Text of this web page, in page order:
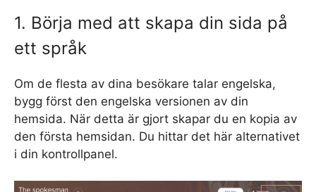
1. Börja med att skapa din sida på
ett språk
Om de flesta av dina besökare talar engelska,
bygg först den engelska versionen av din
hemsida. När detta är gjort skapar du en kopia av
den första hemsidan. Du hittar det här alternativet
i din kontrollpanel.